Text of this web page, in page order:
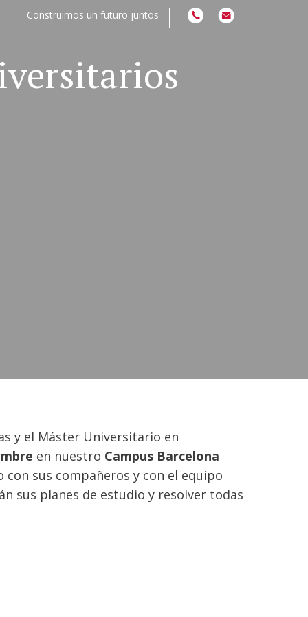
Construimos un futuro juntos
y el Máster Universitario en
en nuestro Campus Barcelona
sus compañeros y con el equipo
sus planes de estudio y resolver todas